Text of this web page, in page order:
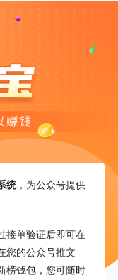
统，为公众号提供
接单验证后即可在
您的公众号推文
榜钱包，您可随时